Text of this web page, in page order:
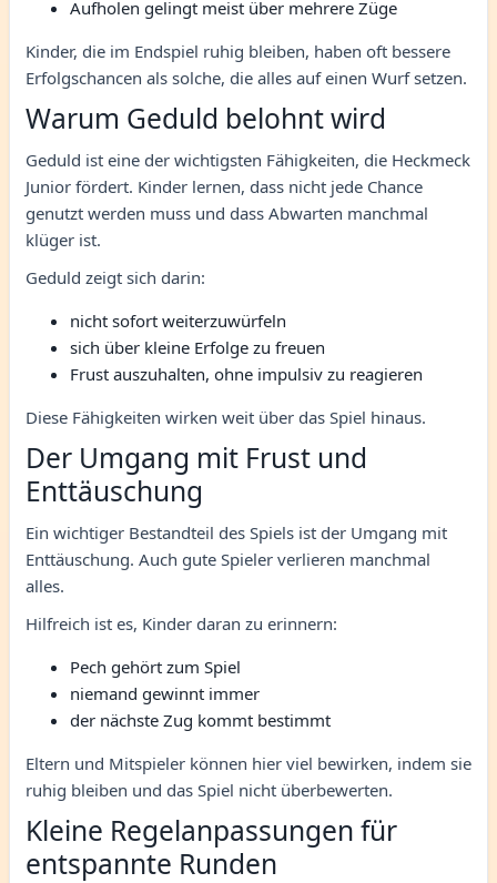
Aufholen gelingt meist über mehrere Züge
Kinder, die im Endspiel ruhig bleiben, haben oft bessere
Erfolgschancen als solche, die alles auf einen Wurf setzen.
Warum Geduld belohnt wird
Geduld ist eine der wichtigsten Fähigkeiten, die Heckmeck
Junior fördert. Kinder lernen, dass nicht jede Chance
genutzt werden muss und dass Abwarten manchmal
klüger ist.
Geduld zeigt sich darin:
nicht sofort weiterzuwürfeln
sich über kleine Erfolge zu freuen
Frust auszuhalten, ohne impulsiv zu reagieren
Diese Fähigkeiten wirken weit über das Spiel hinaus.
Der Umgang mit Frust und
Enttäuschung
Ein wichtiger Bestandteil des Spiels ist der Umgang mit
Enttäuschung. Auch gute Spieler verlieren manchmal
alles.
Hilfreich ist es, Kinder daran zu erinnern:
Pech gehört zum Spiel
niemand gewinnt immer
der nächste Zug kommt bestimmt
Eltern und Mitspieler können hier viel bewirken, indem sie
ruhig bleiben und das Spiel nicht überbewerten.
Kleine Regelanpassungen für
entspannte Runden